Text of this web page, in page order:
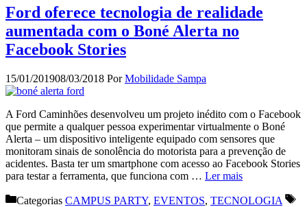
Ford oferece tecnologia de realidade
aumentada com o Boné Alerta no
Facebook Stories
15/01/201908/03/2018 PorMobilidade Sampa
A Ford Caminhões desenvolveu um projeto inédito com o Facebook
que permite a qualquer pessoa experimentar virtualmente o Boné
Alerta – um dispositivo inteligente equipado com sensores que
monitoram sinais de sonolência do motorista para a prevenção de
acidentes. Basta ter um smartphone com acesso ao Facebook Stories
para testar a ferramenta, que funciona com … Ler mais
Categorias CAMPUS PARTY, EVENTOS, TECNOLOGIA